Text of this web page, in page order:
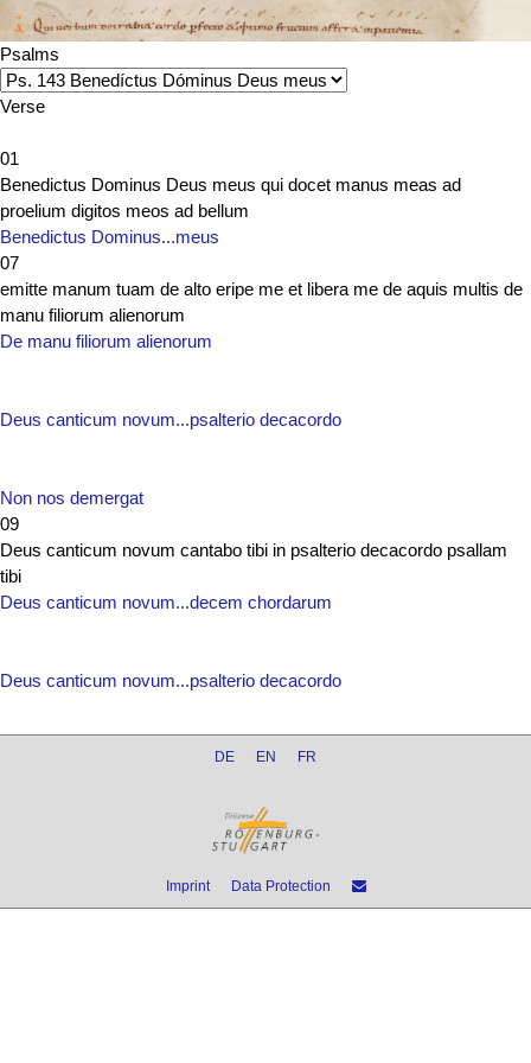
Psalms
Verse
01
Benedictus Dominus Deus meus qui docet manus meas ad
proelium digitos meos ad bellum
Benedictus Dominus...meus
07
emitte manum tuam de alto eripe me et libera me de aquis multis de
manu filiorum alienorum
De manu filiorum alienorum
Deus canticum novum...psalterio decacordo
Non nos demergat
09
Deus canticum novum cantabo tibi in psalterio decacordo psallam
tibi
Deus canticum novum...decem chordarum
Deus canticum novum...psalterio decacordo
DE EN FR
Imprint Data Protection